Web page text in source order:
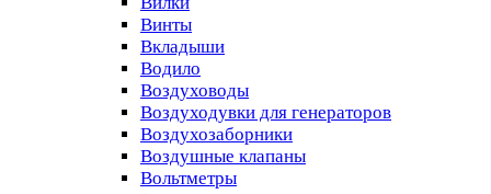
Винты
Вкладыши
Водило
Воздуховоды
Воздуходувки для генераторов
Воздухозаборники
Воздушные клапаны
Вольтметры